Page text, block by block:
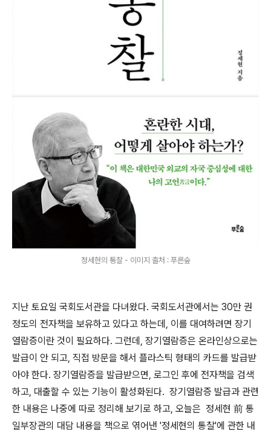
정세현의 통찰 - 이미지 출처 : 푸른숲
지난 토요일 국회도서관을 다녀왔다. 국회도서관에서는 30만 권
정도의 전자책을 보유하고 있다고 하는데, 이를 대여하려면 장기
열람증이란 것이 필요하다. 그런데, 장기열람증은 온라인상으로는
발급이 안 되고, 직접 방문을 해서 플라스틱 형태의 카드를 발급받
아야 한다. 장기열람증을 발급받으면, 로그인 후에 전자책을 검색
하고, 대출할 수 있는 기능이 활성화된다. 장기열람증 발급과 관련
한 내용은 나중에 따로 정리해 보기로 하고, 오늘은 정세현 前 통
일부장관의 대담 내용을 책으로 엮어낸 '정세현의 통찰'에 관한 내